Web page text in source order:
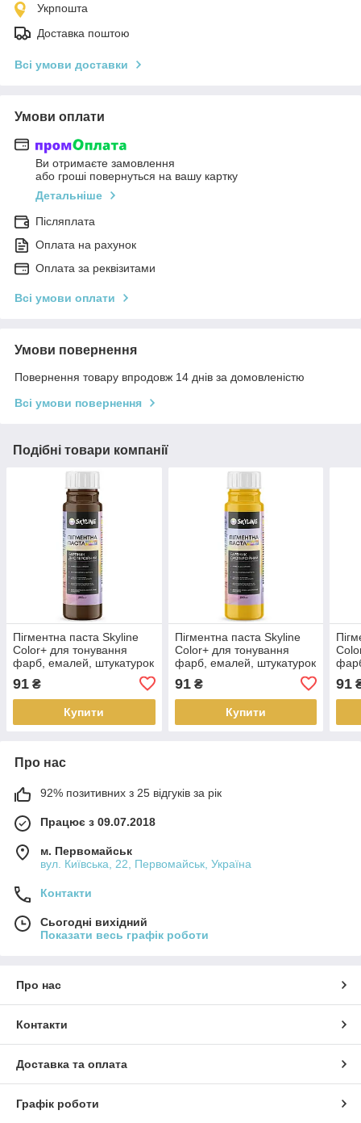
Укрпошта
Доставка поштою
Всі умови доставки
Умови оплати
Ви отримаєте замовлення
або гроші повернуться на вашу картку
Детальніше
Післяплата
Оплата на рахунок
Оплата за реквізитами
Всі умови оплати
Умови повернення
Повернення товару впродовж 14 днів за домовленістю
Всі умови повернення
Подібні товари компанії
Пігментна паста Skyline
Color+ для тонування
фарб, емалей, штукатурок
15 Темно-коричневий 250
мл
91 ₴
Купити
Пігментна паста Skyline
Color+ для тонування
фарб, емалей, штукатурок
91₴
Купити
91
Про нас
92% позитивних з 25 відгуків за рік
Працює з 09.07.2018
м. Первомайськ
вул. Київська, 22, Первомайськ, Україна
Контакти
Сьогодні вихідний
Показати весь графік роботи
Про нас
Контакти
Доставка та оплата
Графік роботи